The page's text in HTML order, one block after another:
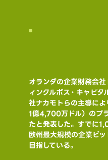
オランダの企業財務会
ィンクルボス・キャピ
社ナカモトらの主導に
1億4,700万ドル）のプ
たと発表した。すでに
欧州最大規模の企業ビ
目指している。